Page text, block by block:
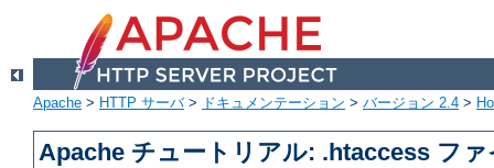
Apache > HTTP サーバ> ドキュメンテーション > バージョン 2.4 >
Apache チュートリアル: .htaccess ファ